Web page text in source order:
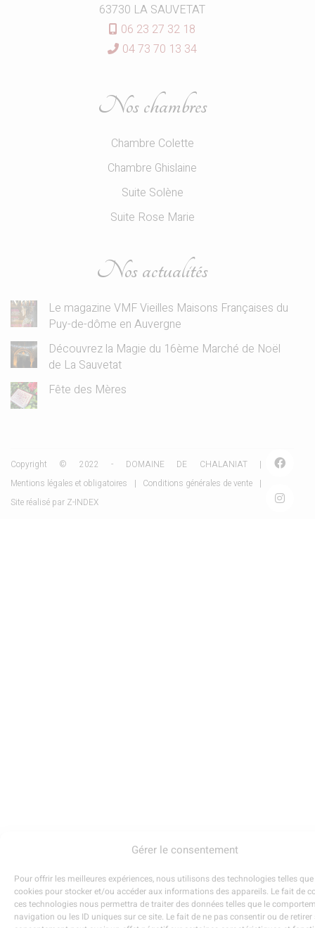
Gérer le consentement
Pour offrir les meilleures expériences, nous utilisons des technologies telles
cookies pour stocker et/ou accéder aux informations des appareils. Le fait de
ces technologies nous permettra de traiter des données telles que le
navigation ou les ID uniques sur ce site. Le fait de ne pas consentir ou de retirer
63730 LA SAUVETAT
06 23 27 32 18
04 73 70 13 34
Nos chambres
Chambre Colette
Chambre Ghislaine
Suite Solène
Suite Rose Marie
Nos actualités
Le magazine VMF Vieilles Maisons Françaises du
Puy-de-dôme en Auvergne
Découvrez la Magie du 16ème Marché de Noël
de La Sauvetat
Fête des Mères
Copyright © 2022 - DOMAINE DE CHALANIAT |
Mentions légales et obligatoires | Conditions générales de vente |
Site réalisé par Z-INDEX